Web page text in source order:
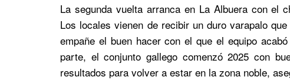
La segunda vuelta arranca en La Albuera con el
Los locales vienen de recibir un duro varapalo
empañe el buen hacer con el que el equipo
parte, el conjunto gallego comenzó 2025 con
resultados para volver a estar en la zona noble,